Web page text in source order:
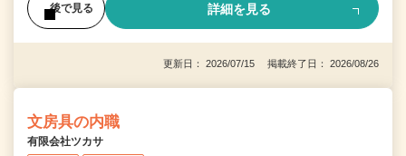
後で見る 詳細を見る
更新日： 2026/07/15 掲載終了日： 2026/08/26
文房具の内職
有限会社ツカサ